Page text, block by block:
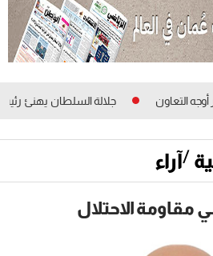
التعاون جلالة السلطان يهنئ رئيس
/آراء
مقاومة الاحتلال